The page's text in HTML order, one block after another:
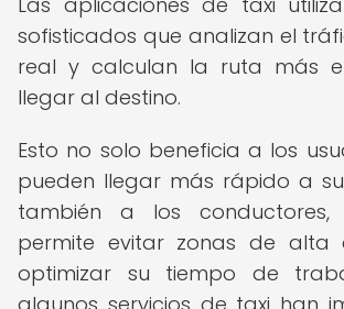
sofisticados que analizan el
real y calculan la ruta más
llegar al destino.
Esto no solo beneficia a los
pueden llegar más rápido a
también a los
permite evitar zonas de alta
optimizar su tiempo de